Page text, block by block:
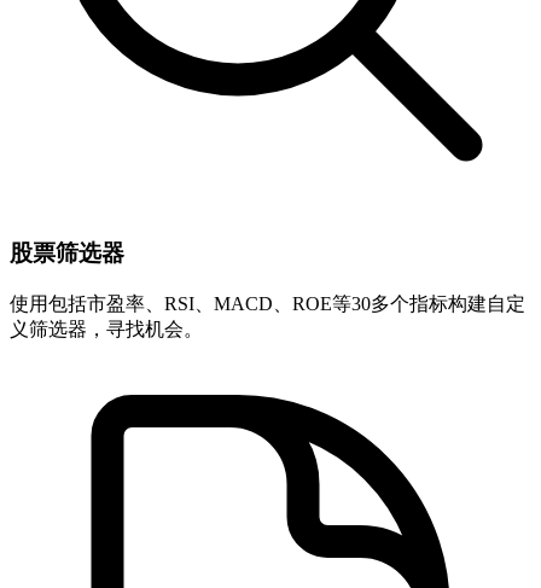
股票筛选器
使用包括市盈率、RSI、MACD、ROE等30多个指标构建自定
义筛选器，寻找机会。